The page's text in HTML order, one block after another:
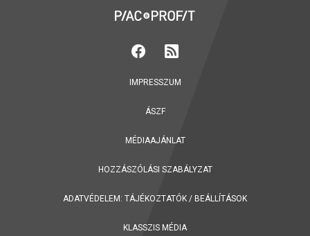
IMPRESSZUM
ÁSZF
MÉDIAAJÁNLAT
HOZZÁSZÓLÁSI SZABÁLYZAT
ADATVÉDELEM: TÁJÉKOZTATÓK / BEÁLLÍTÁSOK
KLASSZIS MÉDIA